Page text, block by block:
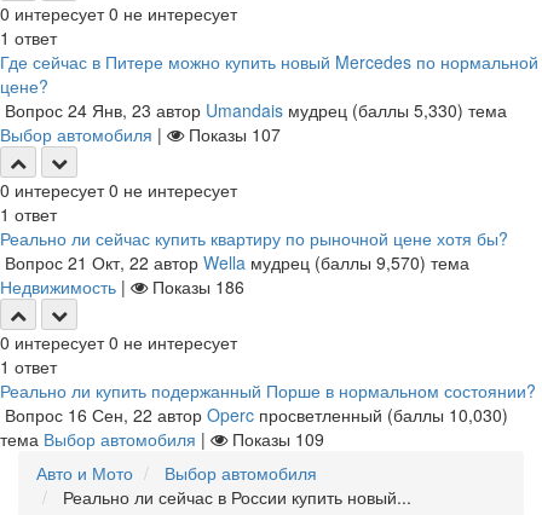
0 интересует 0 не интересует
1 ответ
Где сейчас в Питере можно купить новый Mercedes по нормальной
цене?
Вопрос 24 Янв, 23 автор Umandais мудрец (баллы 5,330) тема
Выбор автомобиля | Показы 107
0 интересует 0 не интересует
1 ответ
Реально ли сейчас купить квартиру по рыночной цене хотя бы?
Вопрос 21 Окт, 22 автор Wella мудрец (баллы 9,570) тема
Недвижимость | Показы 186
0 интересует 0 не интересует
1 ответ
Реально ли купить подержанный Порше в нормальном состоянии?
Вопрос 16 Сен, 22 автор Operc просветленный (баллы 10,030)
тема Выбор автомобиля | Показы 109
Авто и Мото
Выбор автомобиля
Реально ли сейчас в России купить новый...